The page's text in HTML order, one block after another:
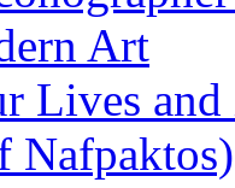
Art
Lives
Nafpaktos)